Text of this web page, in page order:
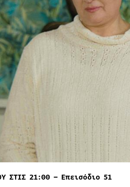
ΣΤΙΣ 21:00 – Επεισόδιο 51